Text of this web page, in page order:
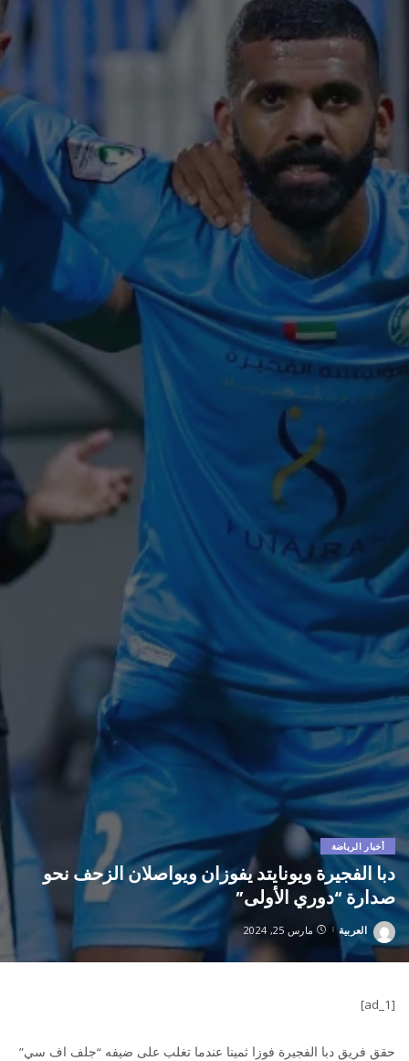
أخبار الرياضة
دبا الفجيرة ويونايتد يفوزان ويواصلان الزحف نحو
صدارة “دوري الأولى”
Posted
by
العربية مارس 25, 2024
[ad_1]
حقق فريق دبا الفجيرة فوزا ثمينا عندما تغلب على ضيفه “جلف اف سي”